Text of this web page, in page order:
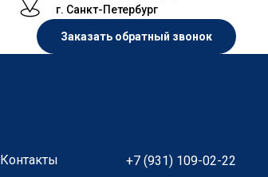
г. Санкт-Петербург
Заказать обратный звонок
Контакты +7 (931) 109-02-22